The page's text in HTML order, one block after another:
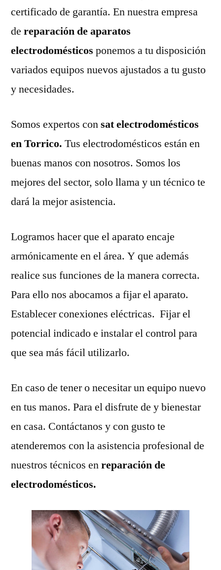
certificado de garantía. En nuestra empresa
de reparación de aparatos
electrodomésticos ponemos a tu disposición
variados equipos nuevos ajustados a tu gusto
y necesidades.
Somos expertos consat electrodomésticos
en Torrico. Tus electrodomésticos están en
buenas manos con nosotros. Somos los
mejores del sector, solo llama y un técnico te
dará la mejor asistencia.
Logramos hacer que el aparato encaje
armónicamente en el área. Y que además
realice sus funciones de la manera correcta.
Para ello nos abocamos a fijar el aparato.
Establecer conexiones eléctricas. Fijar el
potencial indicado e instalar el control para
que sea más fácil utilizarlo.
En caso de tener o necesitar un equipo nuevo
en tus manos. Para el disfrute de y bienestar
en casa. Contáctanos y con gusto te
atenderemos con la asistencia profesional de
nuestros técnicos enreparación de
electrodomésticos.